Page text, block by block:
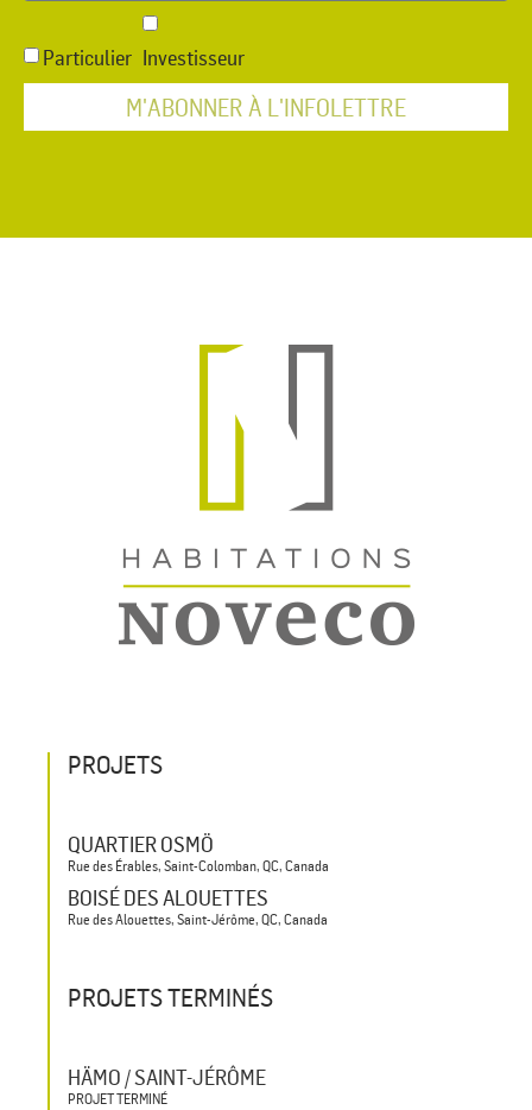
Particulier Investisseur
M'ABONNER À L'INFOLETTRE
PROJETS
QUARTIER OSMÖ
Rue des Érables, Saint-Colomban, QC, Canada
BOISÉ DES ALOUETTES
Rue des Alouettes, Saint-Jérôme, QC, Canada
PROJETS TERMINÉS
HÄMO / SAINT-JÉRÔME
PROJET TERMINÉ